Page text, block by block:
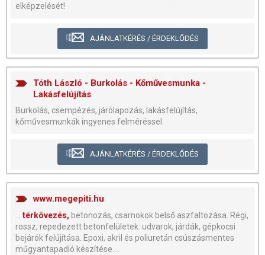
elképzelését!
AJÁNLATKÉRÉS / ÉRDEKLŐDÉS
Tóth László - Burkolás - Kőművesmunka -
Lakásfelújítás
Burkolás, csempézés, járólapozás, lakásfelújítás,
kőművesmunkák ingyenes felméréssel.
AJÁNLATKÉRÉS / ÉRDEKLŐDÉS
www.megepiti.hu
térkövezés, betonozás, csarnokok belső aszfaltozása. Régi,
rossz, repedezett betonfelületek: udvarok, járdák, gépkocsi
bejárók felújítása. Epoxi, akril és poliuretán csúszásmentes
műgyantapadló készítése....